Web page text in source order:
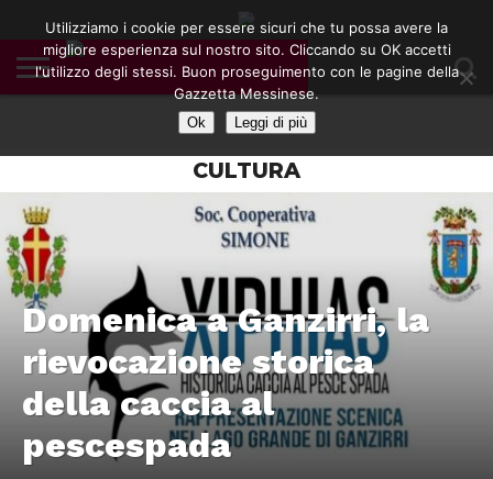
CONTATTI
COOKIE
DIVENTA
HOME
NOTE
CULTURA
Domenica a Ganzirri, la
rievocazione storica
della caccia al
pescespada
Utilizziamo i cookie per essere sicuri che tu possa avere la
migliore esperienza sul nostro sito. Cliccando su OK accetti
l'utilizzo degli stessi. Buon proseguimento con le pagine della
Gazzetta Messinese.
Ok Leggi di più